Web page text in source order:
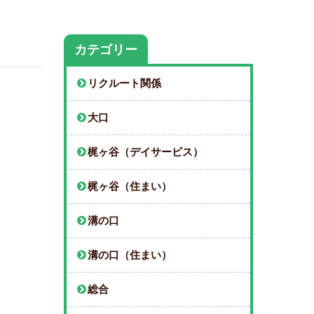
カテゴリー
リクルート関係
大口
梶ヶ谷（デイサービス）
梶ヶ谷（住まい）
溝の口
溝の口（住まい）
総合